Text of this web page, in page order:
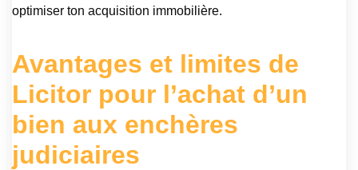
optimiser ton acquisition immobilière.
Avantages et limites de
Licitor pour l’achat d’un
bien aux enchères
judiciaires